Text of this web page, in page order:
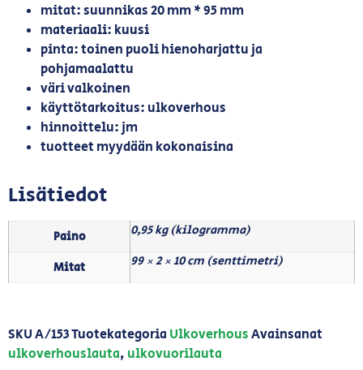
mitat: suunnikas 20 mm * 95 mm
materiaali: kuusi
pinta: toinen puoli hienoharjattu ja
pohjamaalattu
väri valkoinen
käyttötarkoitus: ulkoverhous
hinnoittelu: jm
tuotteet myydään kokonaisina
Lisätiedot
Paino 0,95 kg (kilogramma)
Mitat 99 × 2 × 10 cm (senttimetri)
SKUA/153Tuotekategoria UlkoverhousAvainsanat
ulkoverhouslauta, ulkovuorilauta